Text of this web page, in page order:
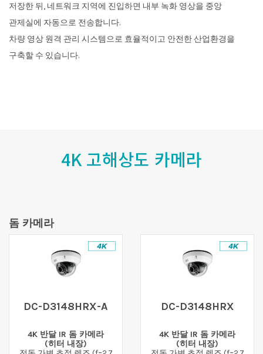
저장한 뒤, 네트워크 지역에 진입하면 내부 녹화 영상을 중앙
관제실에 자동으로 전송합니다.
차량 영상 원격 관리 시스템으로 효율적이고 안전한 산업환경을
구축할 수 있습니다.
4K 고해상도 카메라
돔 카메라
DC-D3148HRX-A
4K 반달 IR 돔 카메라
(히터 내장)
DC-D3148HRX
4K 반달 IR 돔 카메라
(히터 내장)